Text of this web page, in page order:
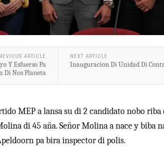
ARTICLE
Y Esfuerso Pa
Di Nos Planeta
NEXT ARTICLE
Inauguracion Di Unidad Di
MEP a lansa su di 2 candidato nobo
di 45 aña. Señor Molina a nace y biba
pa bira inspector di polis.